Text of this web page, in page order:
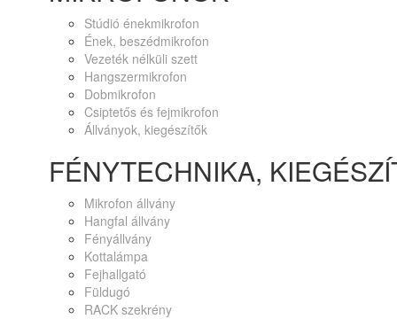
Stúdió énekmikrofon
Ének, beszédmikrofon
Vezeték nélküli szett
Hangszermikrofon
Dobmikrofon
Csiptetős és fejmikrofon
Állványok, kiegészítők
FÉNYTECHNIKA,
Mikrofon állvány
Hangfal állvány
Fényállvány
Kottalámpa
Fejhallgató
Füldugó
RACK szekrény